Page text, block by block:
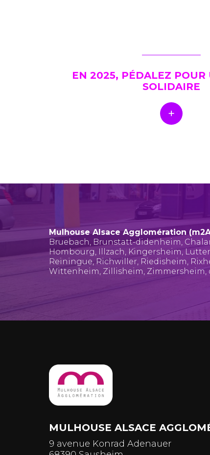
EN 2025, PÉDALEZ POUR
SOLIDAIRE
Mulhouse Alsace Agglomération
Bruebach, Brunstatt-didenheim,
Hombourg, Illzach, Kingersheim,
Reiningue, Richwiller, Riedisheim,
Wittenheim, Zillisheim, Zimmersheim,
MULHOUSE ALSACE
9 avenue Konrad Adenauer